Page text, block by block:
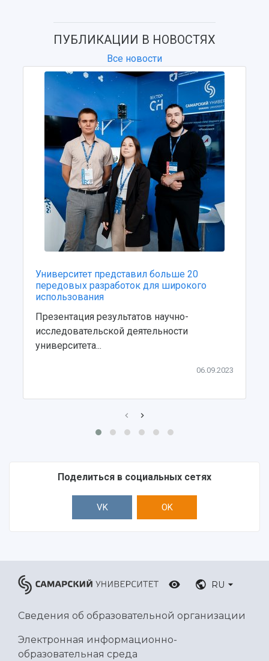
Фирменный стиль
Устойчивое развитие
3D-тур по университету
Учебный аэродром
Центр истории авиационных двигателей
Ботанический сад
Умный дом бабочек
Международный межвузовский кампус
Сведения об образовательной организации
Официальные документы
Библиотека
Противодействие COVID-19
Отчеты о научно-исследовательской
Журналы Самарского университета
Научные конференции
Публикации и издания
Отчеты о проведенных конференциях
ПУБЛИКАЦИИ В НОВОСТЯХ
Все новости
Университет представил больше 20
передовых разработок для широкого
использования
Презентация результатов научно-
исследовательской деятельности
университета...
06.09.2023
Поделиться в социальных сетях
VK OK
RU
Сведения об образовательной организации
Электронная информационно-
образовательная среда